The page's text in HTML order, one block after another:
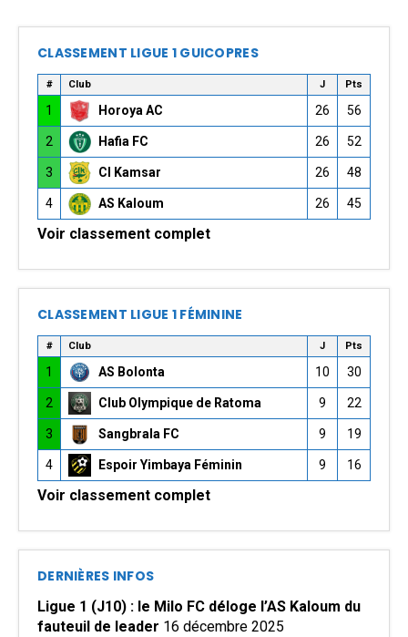
CLASSEMENT LIGUE 1 GUICOPRES
# Club J Pts
1 Horoya AC 26 56
2 Hafia FC 26 52
3 CI Kamsar 26 48
4 AS Kaloum 26 45
Voir classement complet
CLASSEMENT LIGUE 1 FÉMININE
# Club J Pts
1 AS Bolonta 10 30
2 Club Olympique de Ratoma 9 22
3 Sangbrala FC 9 19
4 Espoir Yimbaya Féminin 9 16
Voir classement complet
DERNIÈRES INFOS
Ligue 1 (J10) : le Milo FC déloge l’AS Kaloum du
fauteuil de leader 16 décembre 2025